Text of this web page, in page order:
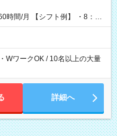
】 ・8：00
WワークOK / 10名以上の大量
詳細へ